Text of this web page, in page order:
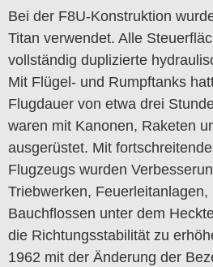
Bei der F8U-Konstruktion
Titan verwendet. Alle
vollständig duplizierte
Mit Flügel- und Rumpftanks
Flugdauer von etwa drei
waren mit Kanonen, Raketen
ausgerüstet. Mit
Flugzeugs wurden
Triebwerken, Feuerleitanlagen,
Bauchflossen unter dem
die Richtungsstabilität zu
1962 mit der Änderung der